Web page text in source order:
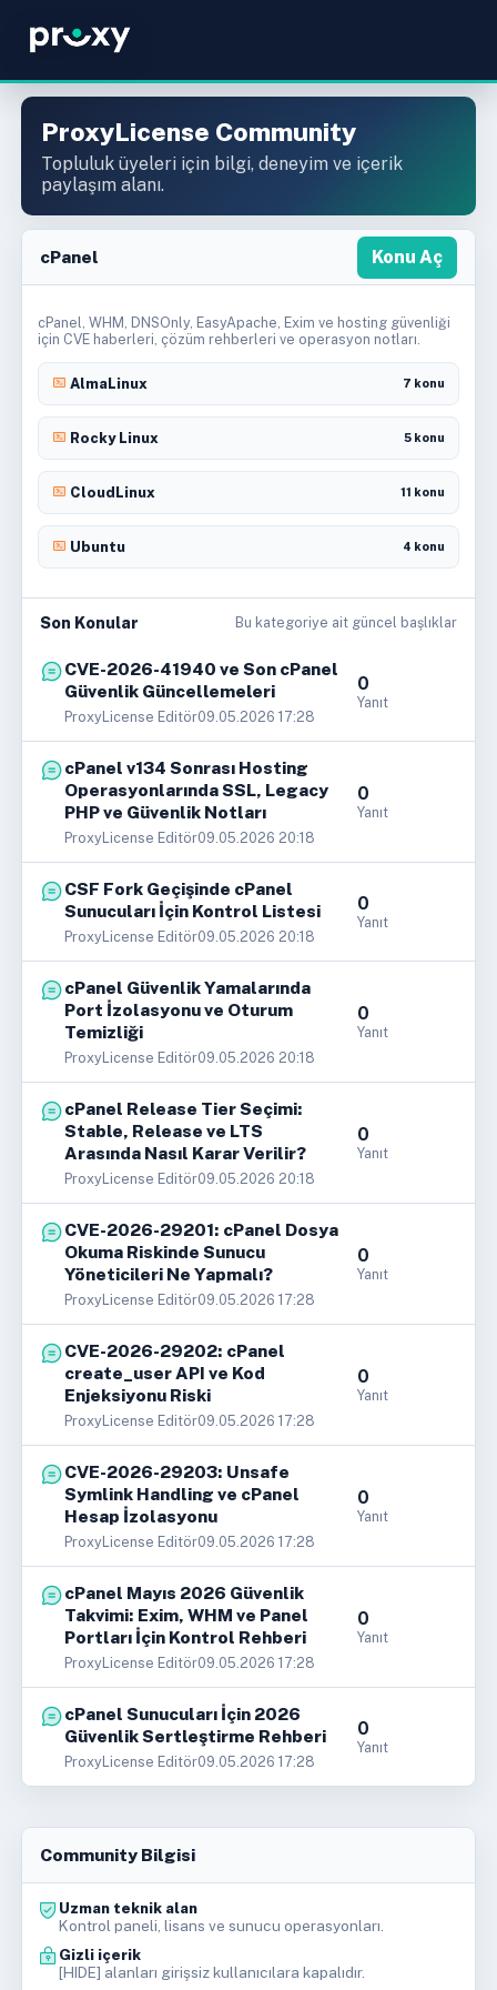
ProxyLicense Community
Topluluk üyeleri için bilgi, deneyim ve içerik
paylaşım alanı.
cPanel Konu Aç
cPanel, WHM, DNSOnly, EasyApache, Exim ve hosting güvenliği
için CVE haberleri, çözüm rehberleri ve operasyon notları.
AlmaLinux 7 konu
Rocky Linux 5 konu
CloudLinux 11 konu
Ubuntu 4 konu
Son Konular Bu kategoriye ait güncel başlıklar
CVE-2026-41940 ve Son cPanel
Güvenlik Güncellemeleri
ProxyLicense Editör09.05.2026 17:28
0
Yanıt
cPanel v134 Sonrası Hosting
Operasyonlarında SSL, Legacy
PHP ve Güvenlik Notları
ProxyLicense Editör09.05.2026 20:18
0
Yanıt
CSF Fork Geçişinde cPanel
Sunucuları İçin Kontrol Listesi
ProxyLicense Editör09.05.2026 20:18
0
Yanıt
cPanel Güvenlik Yamalarında
Port İzolasyonu ve Oturum
Temizliği
ProxyLicense Editör09.05.2026 20:18
0
Yanıt
cPanel Release Tier Seçimi:
Stable, Release ve LTS
Arasında Nasıl Karar Verilir?
ProxyLicense Editör09.05.2026 20:18
0
Yanıt
CVE-2026-29201: cPanel Dosya
Okuma Riskinde Sunucu
Yöneticileri Ne Yapmalı?
ProxyLicense Editör09.05.2026 17:28
0
Yanıt
CVE-2026-29202: cPanel
create_user API ve Kod
Enjeksiyonu Riski
ProxyLicense Editör09.05.2026 17:28
0
Yanıt
CVE-2026-29203: Unsafe
Symlink Handling ve cPanel
Hesap İzolasyonu
ProxyLicense Editör09.05.2026 17:28
0
Yanıt
cPanel Mayıs 2026 Güvenlik
Takvimi: Exim, WHM ve Panel
Portları İçin Kontrol Rehberi
ProxyLicense Editör09.05.2026 17:28
0
Yanıt
cPanel Sunucuları İçin 2026
Güvenlik Sertleştirme Rehberi
ProxyLicense Editör09.05.2026 17:28
0
Yanıt
Community Bilgisi
Uzman teknik alan
Kontrol paneli, lisans ve sunucu operasyonları.
Gizli içerik
[HIDE] alanları girişsiz kullanıcılara kapalıdır.